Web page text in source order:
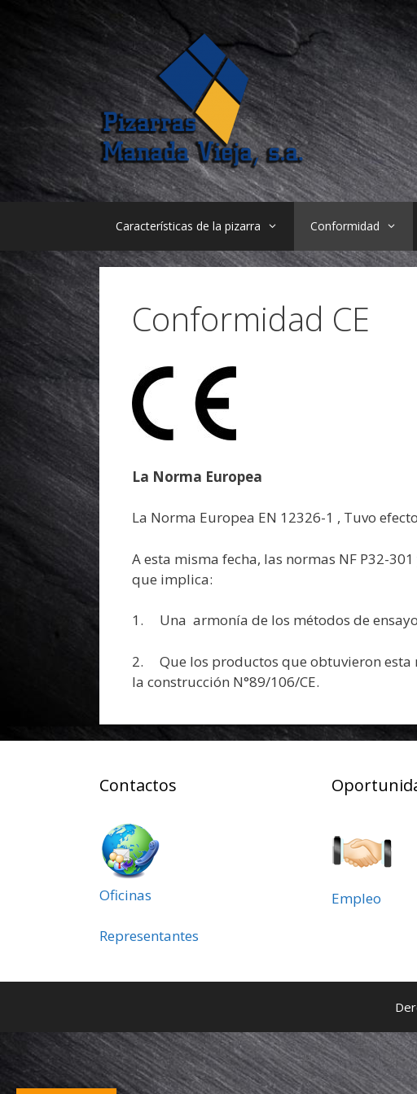
contenido
Características de la pizarra Conformidad
Conformidad CE
La Norma Europea
La Norma Europea EN 12326-1 , Tuvo
A esta misma fecha, las normas NF P32-
que implica:
1. Una armonía de los métodos de
2. Que los productos que obtuvieron esta
la construcción N°89/106/CE.
Contactos
Oficinas
Representantes
Empleo